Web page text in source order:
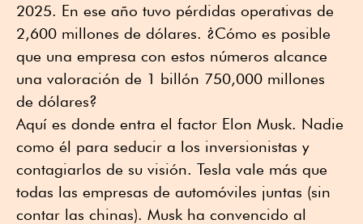
2025. En ese año tuvo pérdidas operativas de
2,600 millones de dólares. ¿Cómo es posible
que una empresa con estos números alcance
una valoración de 1 billón 750,000 millones
de dólares?
Aquí es donde entra el factor Elon Musk. Nadie
como él para seducir a los inversionistas y
contagiarlos de su visión. Tesla vale más que
todas las empresas de automóviles juntas (sin
contar las chinas). Musk ha convencido al